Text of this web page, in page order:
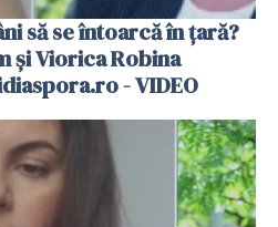
să se întoarcă în țară?
și Viorica Robina
- VIDEO